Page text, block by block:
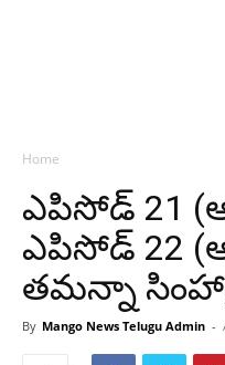
Home
ఎపిసోడ్ 21
ఎపిసోడ్ 22
తమన్నా
By Mango News Telugu Admin -